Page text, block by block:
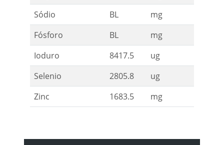
Sódio
BL
mg
Fósforo
BL
mg
Ioduro
8417.5
ug
Selenio
2805.8
ug
Zinc
1683.5 mg